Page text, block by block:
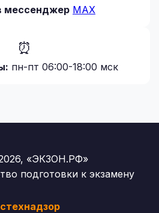
мессенджер MAX
⏰
пн-пт 06:00-18:00 мск
«ЭКЗОН.РФ»
подготовки к экзамену